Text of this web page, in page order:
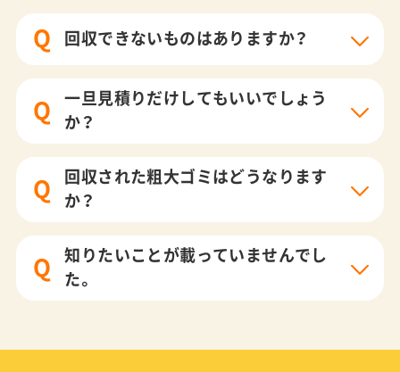
Q 回収できないものはありますか？
Q
一旦見積りだけしてもいいでしょう
か？
Q
回収された粗大ゴミはどうなります
か？
Q
知りたいことが載っていませんでし
た。